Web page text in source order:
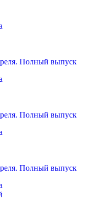
Полный выпуск
Полный выпуск
Полный выпуск